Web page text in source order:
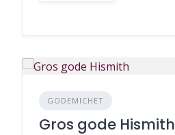
GODEMICHET
Gros gode Hismith